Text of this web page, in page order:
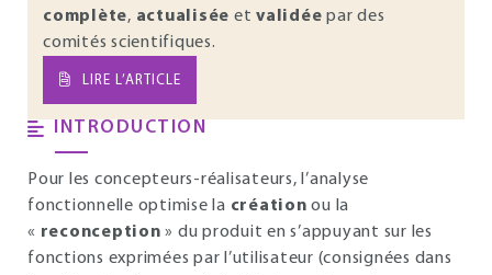
complète, actualisée et validée par des
comités scientifiques.
LIRE L’ARTICLE
INTRODUCTION
Pour les concepteurs-réalisateurs, l’analyse
fonctionnelle optimise la création ou la
« reconception » du produit en s’appuyant sur les
fonctions exprimées par l’utilisateur (consignées dans